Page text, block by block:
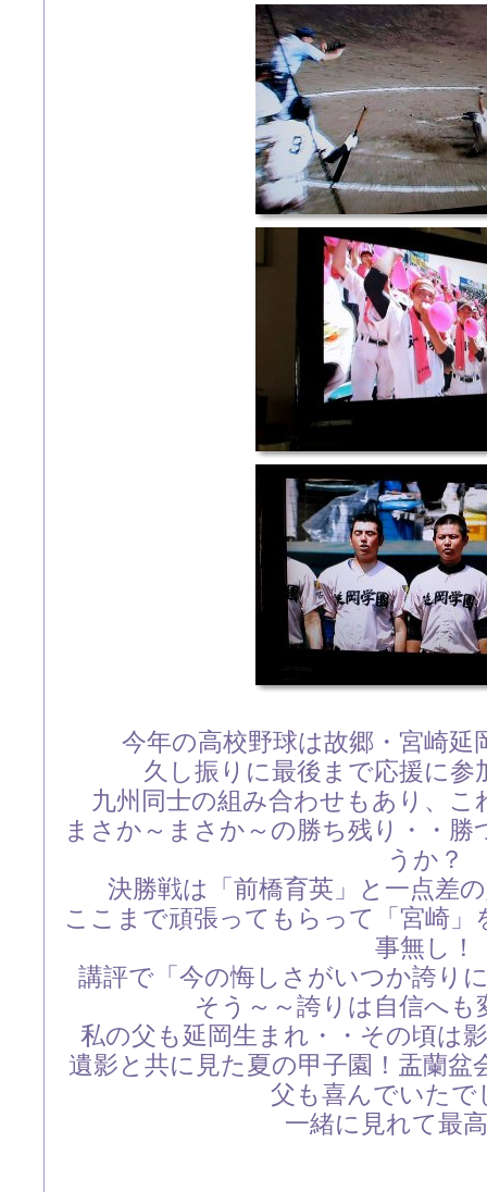
今年の高校野球は故郷・宮崎延
久し振りに最後まで応援に
九州同士の組み合わせもあり、
まさか～まさか～の勝ち残り・・
うか？
決勝戦は「前橋育英」と一点差
ここまで頑張ってもらって「宮崎
事無し！
講評で「今の悔しさがいつか誇り
そう～～誇りは自信へも
私の父も延岡生まれ・・その頃は
遺影と共に見た夏の甲子園！盂蘭
父も喜んでいたで
一緒に見れて最